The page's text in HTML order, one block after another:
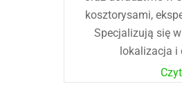
kosztorysami,
Specjalizują się
lokalizacja i